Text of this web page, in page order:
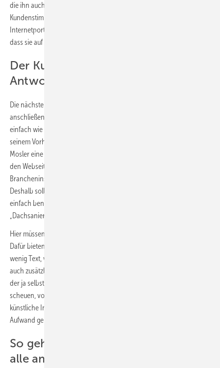
die ihn auch später detailliert berät. Ein weiterer Trumpf sind positive
Kundenstimmen. Gute Bewertungen auf einschlägigen
Internetportalen sollten auf der Homepage so eingebunden werden,
dass sie auf den ersten Blick sichtbar sind.
Der Kunde will nicht lange nach
Antworten auf seine Fragen suchen
Die nächsten Schritte – die Informationsbeschaffung und die
anschließende Kontaktaufnahme – müssen dem Interessenten so
einfach wie möglich gemacht werden. Nach ersten Informationen zu
seinem Vorhaben sollte er nicht lange suchen müssen. Hier sieht
Mosler eine häufige Schwachstelle und noch viel Potenzial: „Die auf
den Webseiten angebotenen Infos richten sich oft mehr an
Brancheninsider. Die Kunden sind in der Regel aber komplette Laien.“
Deshalb sollten die am häufigsten nachgefragten Dienstleistungen in
einfach benannte Kategorien unterteilt werden, zum Beispiel
„Dachsanierung Steildach“ und „Dachsanierung Flachdach“.
Hier müssen die wichtigsten Fragen schnell beantwortet werden.
Dafür bieten sich verschiedene Formate an: Etwa FAQ-Listen mit
wenig Text, wo Links zu weiteren Details führen. Grundlegende oder
auch zusätzliche Infos lassen sich auch gut in Videos packen. Mosler,
der ja selbst Handwerker ist, weiß, dass viele seiner Kollegen sich
scheuen, vor die Kamera zu treten. Die kann er beruhigen: „Hier kann
künstliche Intelligenz helfen, die einen Avatar erstellt – auch, um den
Aufwand gering zu halten.“
So geht die Terminvereinbarung für
alle am einfachsten